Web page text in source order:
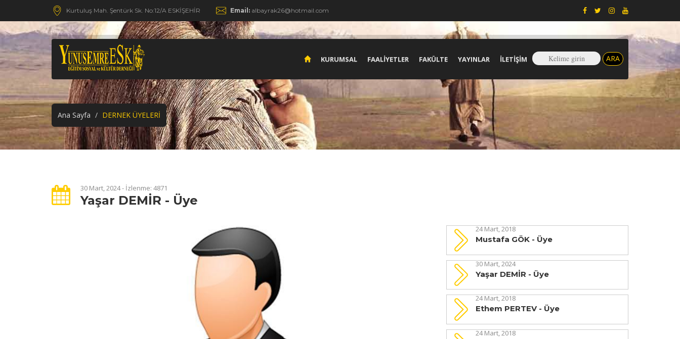
Kurtuluş Mah. Şentürk Sk. No:12/A ESKİŞEHİR Email: albayrak26@hotmail.com
KURUMSAL FAALİYETLER FAKÜLTE YAYINLAR İLETIŞIM
Ana Sayfa DERNEK ÜYELERİ
30 Mart, 2024 - İzlenme: 4871
Yaşar DEMİR - Üye
24 Mart, 2018
Mustafa GÖK - Üye
30 Mart, 2024
Yaşar DEMİR - Üye
24 Mart, 2018
Ethem PERTEV - Üye
24 Mart, 2018